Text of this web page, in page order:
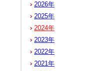
2026年
2025年
2024年
2023年
2022年
2021年